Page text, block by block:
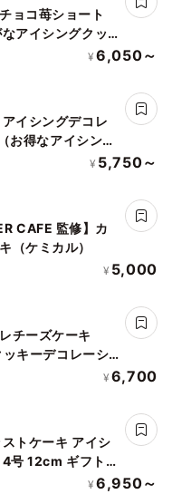
ョコ苺ショート
アイシングクッ
キ 4号 12cm ※ひ
¥ 6,050～
イシングデコレ
お得なアイシング
¥ 5,750～
CAFE 監修】カ
（ケミカル）
¥ 5,000
チーズケーキ
キーデコレーシ
グ 5号 15cm
¥ 6,700
トケーキ アイシ
号 12cm ギフトに
¥ 6,950～